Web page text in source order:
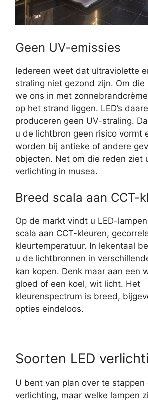
Geen UV-emissies
Iedereen weet dat ultraviolette
straling niet gezond zijn. Om die
we ons in met
op het strand liggen. LED’s
produceren geen UV-straling.
u de lichtbron geen risico vormt
worden bij antieke of andere
objecten. Net om die reden ziet
verlichting in musea.
Breed scala aan CCT-
Op de markt vindt u LED-
scala aan CCT-kleuren,
kleurtemperatuur. In lekentaal
u de lichtbronnen in
kan kopen. Denk maar aan een
gloed of een koel, wit licht. Het
kleurenspectrum is breed,
opties eindeloos.
Soorten LED
U bent van plan over te stappen
verlichting, maar welke lampen